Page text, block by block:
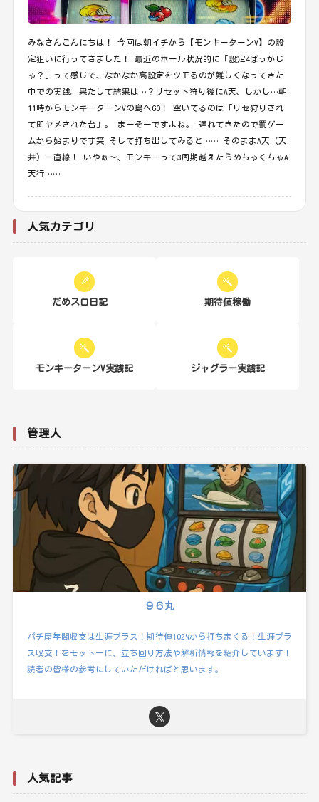
みなさんこんにちは！ 今回は朝イチから【モンキーターンV】の設
定狙いに行ってきました！ 最近のホール状況的に「設定4ばっかじ
ゃ？」って感じで、なかなか高設定をツモるのが難しくなってきた
中での実践。果たして結果は…？リセット狩り後にA天、しかし…朝
11時からモンキーターンVの島へGO！ 空いてるのは「リセ狩りされ
て即ヤメされた台」。 まーそーですよね。 遅れてきたので罰ゲー
ムから始まりです笑 そして打ち出してみると…… そのままA天（天
井）一直線！ いやぁ〜、モンキーって3周期越えたらめちゃくちゃA
天行……
人気カテゴリ
だめスロ日記 期待値稼働
モンキーターンV実践記 ジャグラー実践記
管理人
９６丸
パチ屋年間収支は生涯プラス！期待値102%から打ちまくる！生涯プラ
ス収支！をモットーに、立ち回り方法や解析情報を紹介しています！
読者の皆様の参考にしていただければと思います。
人気記事